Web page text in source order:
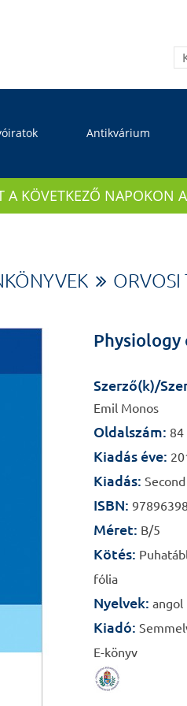
Antikvárium
A KÖVETKEZŐ NAPOKON
ORVOSI
Physiology
Szerző(k)/
Emil Monos
Oldalszám: 84
Kiadás éve:
Kiadás:
ISBN:
Méret: B/5
Kötés:
fólia
Nyelvek: angol
Kiadó:
E-könyv